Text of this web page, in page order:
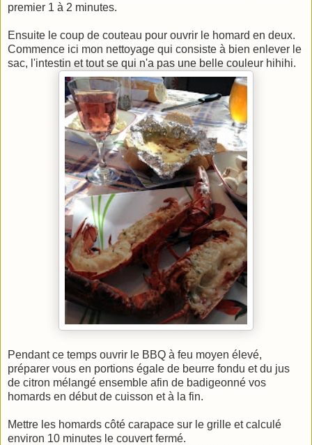
premier 1 à 2 minutes.
Ensuite le coup de couteau pour ouvrir le homard en deux.
Commence ici mon nettoyage qui consiste à bien enlever le
sac, l'intestin et tout se qui n'a pas une belle couleur hihihi.
Pendant ce temps ouvrir le BBQ à feu moyen élevé,
préparer vous en portions égale de beurre fondu et du jus
de citron mélangé ensemble afin de badigeonné vos
homards en début de cuisson et à la fin.
Mettre les homards côté carapace sur le grille et calculé
environ 10 minutes le couvert fermé.